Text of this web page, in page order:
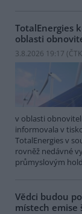
TotalEnergies
oblasti
3.8.2026 19:17 (ČTK
v oblasti
informovala v
TotalEnergies v
rovněž nedávné
průmyslovým
Vědci budou
místech emise